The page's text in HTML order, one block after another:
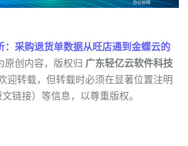
：采购退货单数据从旺店通到金蝶云的
原创内容，版权归 广东轻亿云软件科技
迎转载，但转载时必须在显著位置注明
链接）等信息，以尊重版权。